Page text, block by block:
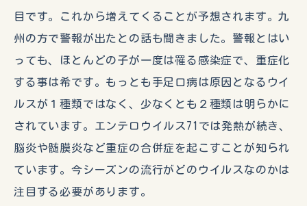
目です。これから増えてくることが予想されます。九
州の方で警報が出たとの話も聞きました。警報とはい
っても、ほとんどの子が一度は罹る感染症で、重症化
する事は希です。もっとも手足口病は原因となるウイ
ルスが１種類ではなく、少なくとも２種類は明らかに
されています。エンテロウイルス71では発熱が続き、
脳炎や髄膜炎など重症の合併症を起こすことが知られ
ています。今シーズンの流行がどのウイルスなのかは
注目する必要があります。